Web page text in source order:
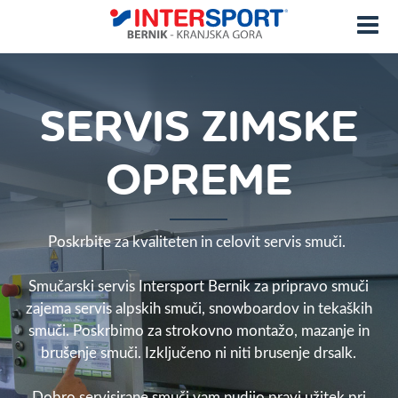
SERVIS ZIMSKE
OPREME
Poskrbite za kvaliteten in celovit servis smuči.
Smučarski servis Intersport Bernik za pripravo smuči
zajema servis alpskih smuči, snowboardov in tekaških
smuči. Poskrbimo za strokovno montažo, mazanje in
brušenje smuči. Izključeno ni niti brusenje drsalk.